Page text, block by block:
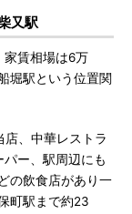
又駅
賃相場は6万
堀駅という位置関
、中華レストラ
ー、駅周辺にも
の飲食店があり一
町駅まで約23